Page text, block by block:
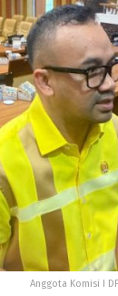
Anggota Komisi I